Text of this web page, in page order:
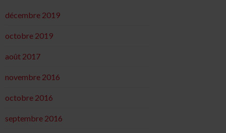
décembre 2019
octobre 2019
août 2017
novembre 2016
octobre 2016
septembre 2016